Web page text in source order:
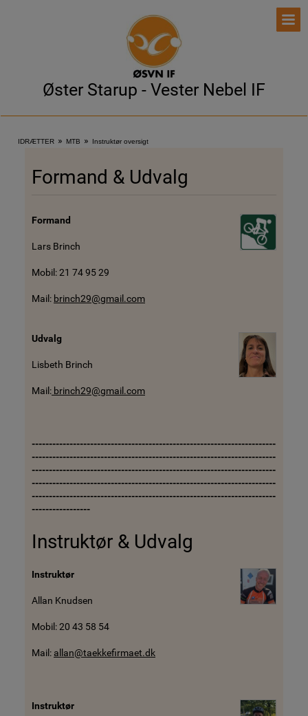
Øster Starup - Vester Nebel IF
IDRÆTTER » MTB » Instruktør oversigt
Formand & Udvalg
Formand
Lars Brinch
Mobil: 21 74 95 29
Mail: brinch29@gmail.com
Udvalg
Lisbeth Brinch
Mail: brinch29@gmail.com
-----------------------------------------------------------------------
-----------------------------------------------------------------------
-----------------------------------------------------------------------
-----------------------------------------------------------------------
-----------------------------------------------------------------------
-----------------
Instruktør & Udvalg
Instruktør
Allan Knudsen
Mobil: 20 43 58 54
Mail: allan@taekkefirmaet.dk
Instruktør